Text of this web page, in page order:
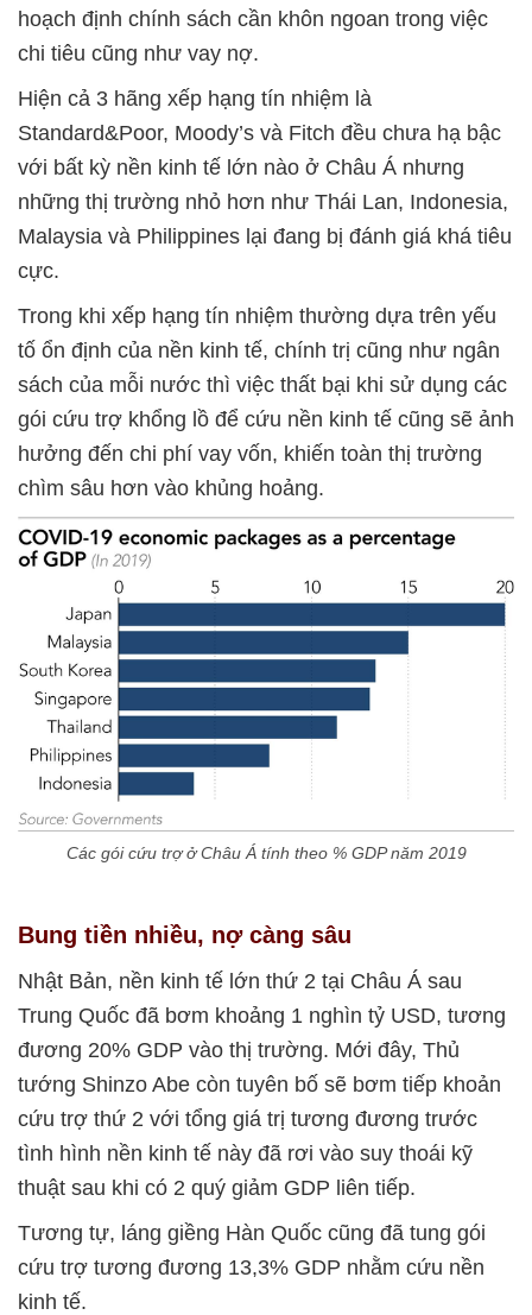
hoạch định chính sách cần khôn ngoan trong việc
chi tiêu cũng như vay nợ.
Hiện cả 3 hãng xếp hạng tín nhiệm là
Standard&Poor, Moody’s và Fitch đều chưa hạ bậc
với bất kỳ nền kinh tế lớn nào ở Châu Á nhưng
những thị trường nhỏ hơn như Thái Lan, Indonesia,
Malaysia và Philippines lại đang bị đánh giá khá tiêu
cực.
Trong khi xếp hạng tín nhiệm thường dựa trên yếu
tố ổn định của nền kinh tế, chính trị cũng như ngân
sách của mỗi nước thì việc thất bại khi sử dụng các
gói cứu trợ khổng lồ để cứu nền kinh tế cũng sẽ ảnh
hưởng đến chi phí vay vốn, khiến toàn thị trường
chìm sâu hơn vào khủng hoảng.
Các gói cứu trợ ở Châu Á tính theo % GDP năm 2019
Bung tiền nhiều, nợ càng sâu
Nhật Bản, nền kinh tế lớn thứ 2 tại Châu Á sau
Trung Quốc đã bơm khoảng 1 nghìn tỷ USD, tương
đương 20% GDP vào thị trường. Mới đây, Thủ
tướng Shinzo Abe còn tuyên bố sẽ bơm tiếp khoản
cứu trợ thứ 2 với tổng giá trị tương đương trước
tình hình nền kinh tế này đã rơi vào suy thoái kỹ
thuật sau khi có 2 quý giảm GDP liên tiếp.
Tương tự, láng giềng Hàn Quốc cũng đã tung gói
cứu trợ tương đương 13,3% GDP nhằm cứu nền
kinh tế.